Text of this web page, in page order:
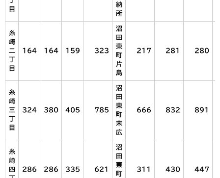
目
納
所
糸
崎
二
目
164 164 159 323
沼
田
東
町
片
島
217 281 280
糸
崎
三
目
324 380 405 785
沼
田
東
町
末
広
666 832 891
糸
崎
四
286 286 335 621
沼
田
東
町
311 430 447